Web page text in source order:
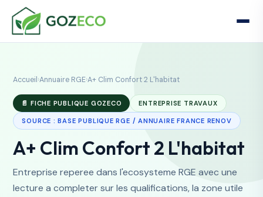
Accueil ›Annuaire RGE›A+ Clim Confort 2 L'habitat
📄 FICHE PUBLIQUE GOZECO ENTREPRISE TRAVAUX
SOURCE : BASE PUBLIQUE RGE / ANNUAIRE FRANCE RENOV
A+ Clim Confort 2 L'habitat
Entreprise reperee dans l'ecosysteme RGE avec une
lecture a completer sur les qualifications, la zone utile